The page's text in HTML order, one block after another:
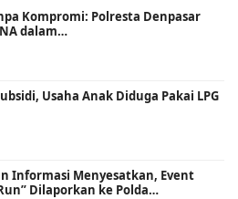
Kompromi: Polresta Denpasar
dalam…
Usaha Anak Diduga Pakai LPG
Informasi Menyesatkan, Event
Dilaporkan ke Polda…